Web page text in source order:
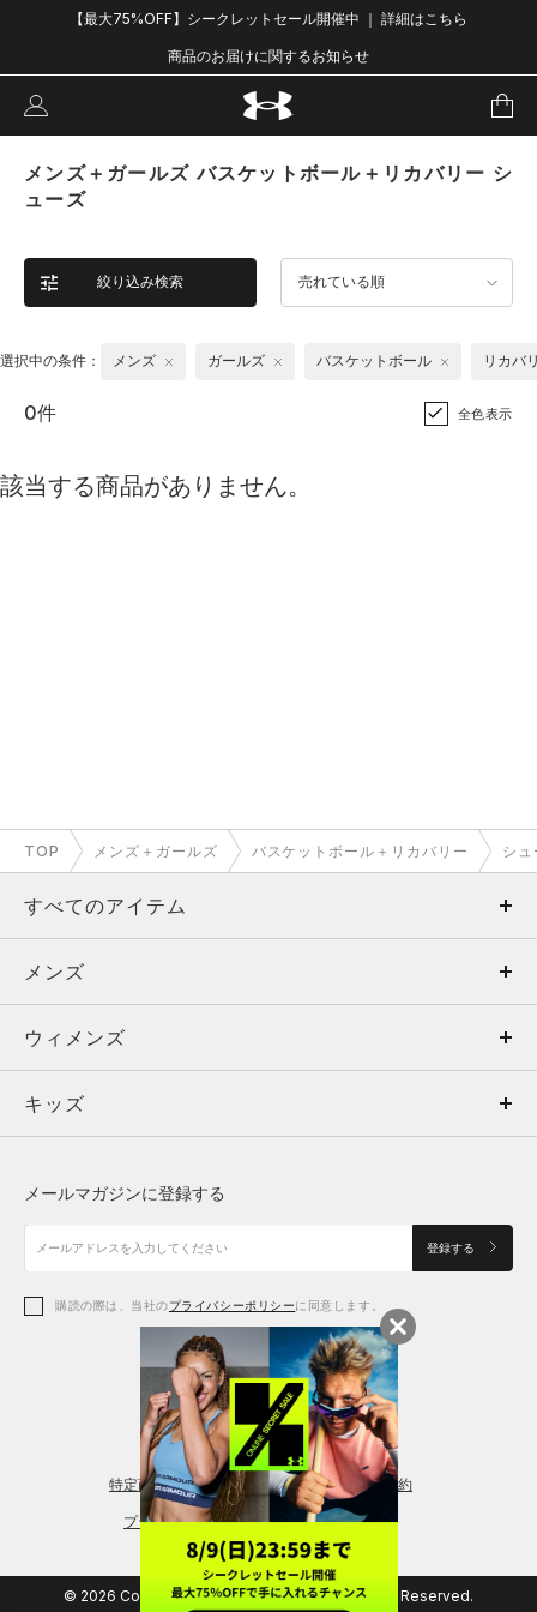
【最大75%OFF】シークレットセール開催中 ｜ 詳細はこちら
商品のお届けに関するお知らせ
メンズ＋ガールズ バスケットボール＋リカバリー シ
ューズ
絞り込み検索 売れている順
選択中の条件： メンズ ガールズ バスケットボール リカバ
0件 全色表示
該当する商品がありません。
TOP メンズ＋ガールズ バスケットボール＋リカバリー シ
すべてのアイテム
メンズ
ウィメンズ
キッズ
アクセサリー
メンズ
トップス
ボトムス
アクセサリー
ウィメンズ
トップス
シューズ
アクセサリー
レギンス＆タイツ
キッズ
シューズ
メールマガジンに登録する
登録する
購読の際は、当社のプライバシーポリシーに同意します。
特定商取引法に基づく通販の表記 会員規約
プライバシーポリシー
© 2026 Copyright DOME Corporation. All Rights Reserved.